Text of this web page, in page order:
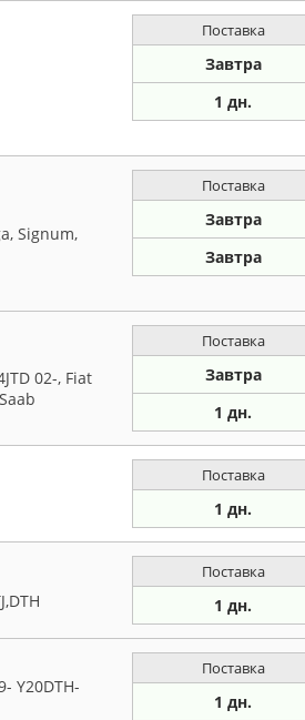
Поставка
Завтра
1 дн.
Signum,
Поставка
Завтра
Завтра
02-, Fiat
Поставка
Завтра
1 дн.
Поставка
1 дн.
Поставка
1 дн.
Y20DTH-
Поставка
1 дн.